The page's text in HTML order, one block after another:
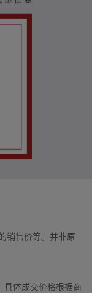
销售价等。并非原
具体成交价格根据商